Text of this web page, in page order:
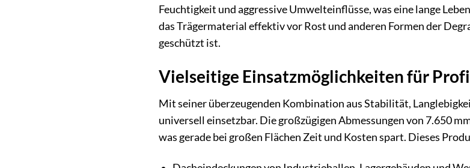
Feuchtigkeit und aggressive Umwelteinflüsse, was eine lange
das Trägermaterial effektiv vor Rost und anderen Formen der
geschützt ist.
Vielseitige Einsatzmöglichkeiten für
Mit seiner überzeugenden Kombination aus Stabilität,
universell einsetzbar. Die großzügigen Abmessungen von 7.650
was gerade bei großen Flächen Zeit und Kosten spart. Dieses